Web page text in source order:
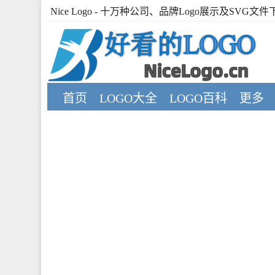
Nice Logo - 十万种公司、品牌Logo展示及SVG文件
首页 LOGO大全 LOGO百科 更多